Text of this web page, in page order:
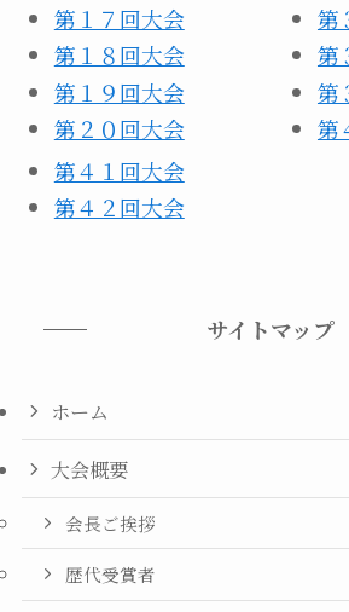
第１７回大会
第１８回大会
第１９回大会
第２０回大会
第
第
第
第
第４１回大会
第４２回大会
サイトマップ
ホーム
大会概要
会長ご挨拶
歴代受賞者